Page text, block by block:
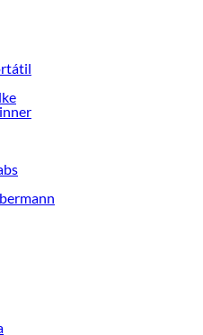
decoración, estamos aquí para hacer
lo que tenemos para ofrecerte en
para Lámparas en
para tus proyectos y
todo lo que tenemos para
de Pantallas para Lámparas en
tus proyectos de renovación y